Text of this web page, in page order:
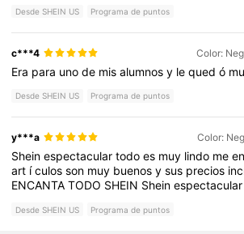
Desde SHEIN US Programa de puntos
c***4 Color:
Era para unode misalumnosy lequedó
Desde SHEIN US Programa de puntos
y***a Color:
Sheinespectaculartodoes muy lindo me
art ículosson muy buenosysus precios
ENCANTATODO SHEIN Shein
preciosincre ble.MEENCANTA
Desde SHEIN US Programa de puntos